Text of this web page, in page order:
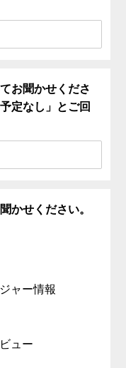
お聞かせくださ
定なし」とご回
かせください。
ャー情報
ュー